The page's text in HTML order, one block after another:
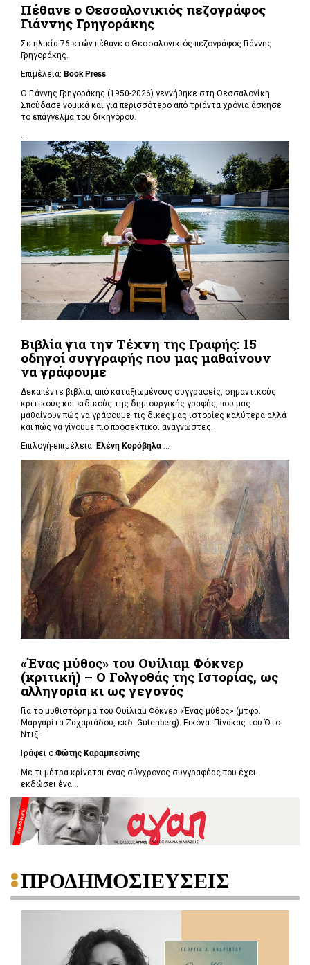
Πέθανε ο Θεσσαλονικιός πεζογράφος
Γιάννης Γρηγοράκης
Σε ηλικία 76 ετών πέθανε ο Θεσσαλονικιός πεζογράφος Γιάννης
Γρηγοράκης.
Επιμέλεια: Book Press
Ο Γιάννης Γρηγοράκης (1950-2026) γεννήθηκε στη Θεσσαλονίκη.
Σπούδασε νομικά και για περισσότερο από τριάντα χρόνια άσκησε
το επάγγελμα του δικηγόρου.
...
Βιβλία για την Τέχνη της Γραφής: 15
οδηγοί συγγραφής που μας μαθαίνουν
να γράφουμε
Δεκαπέντε βιβλία, από καταξιωμένους συγγραφείς, σημαντικούς
κριτικούς και ειδικούς της δημιουργικής γραφής, που μας
μαθαίνουν πώς να γράφουμε τις δικές μας ιστορίες καλύτερα αλλά
και πώς να γίνουμε πιο προσεκτικοί αναγνώστες.
Επιλογή-επιμέλεια: Ελένη Κορόβηλα ...
«Ένας μύθος» του Ουίλιαμ Φόκνερ
(κριτική) – Ο Γολγοθάς της Ιστορίας, ως
αλληγορία κι ως γεγονός
Για το μυθιστόρημα του Ουίλιαμ Φόκνερ «Ένας μύθος» (μτφρ.
Μαργαρίτα Ζαχαριάδου, εκδ. Gutenberg). Εικόνα: Πίνακας του Ότο
Ντιξ.
Γράφει ο Φώτης Καραμπεσίνης
Με τι μέτρα κρίνεται ένας σύγχρονος συγγραφέας που έχει
εκδώσει ένα...
ΠΡΟΔΗΜΟΣΙΕΥΣΕΙΣ